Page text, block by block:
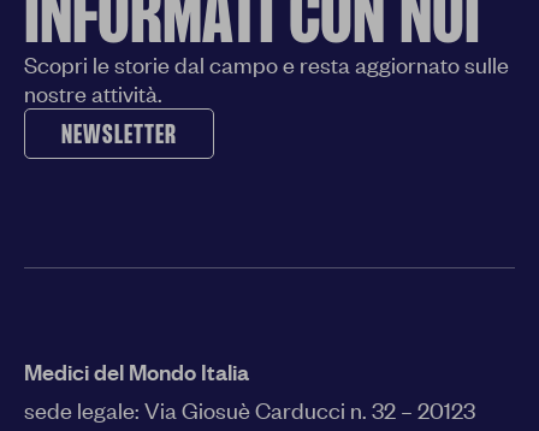
INFORMATI CON NOI
Scopri le storie dal campo e resta aggiornato sulle
nostre attività.
NEWSLETTER
Medici del Mondo Italia
sede legale: Via Giosuè Carducci n. 32 – 20123